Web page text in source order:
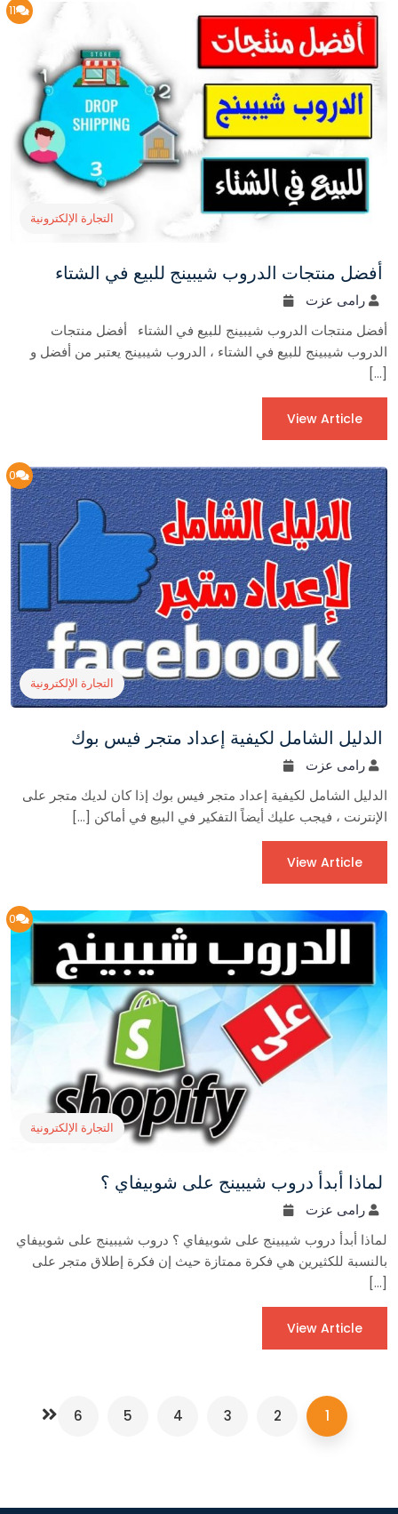
11
التجارة الإلكترونية
أفضل منتجات الدروب شيبينج للبيع في الشتاء
رامى عزت
أفضل منتجات الدروب شيبينج للبيع في الشتاء أفضل منتجات
الدروب شيبينج للبيع في الشتاء ، الدروب شيبينج يعتبر من أفضل و
[…]
View Article
0
التجارة الإلكترونية
الدليل الشامل لكيفية إعداد متجر فيس بوك
رامى عزت
الدليل الشامل لكيفية إعداد متجر فيس بوك إذا كان لديك متجر على
الإنترنت ، فيجب عليك أيضاً التفكير في البيع في أماكن […]
View Article
0
التجارة الإلكترونية
لماذا أبدأ دروب شيبينج على شوبيفاي ؟
رامى عزت
لماذا أبدأ دروب شيبينج على شوبيفاي ؟ دروب شيبينج على شوبيفاي
بالنسبة للكثيرين هي فكرة ممتازة حيث إن فكرة إطلاق متجر على
[…]
View Article
1
2
3
4
5
6